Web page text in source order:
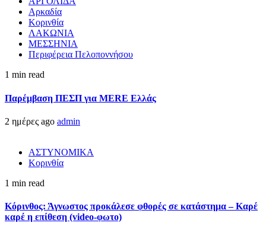
Αρκαδία
Κορινθία
ΛΑΚΩΝΙΑ
ΜΕΣΣΗΝΙΑ
Περιφέρεια Πελοποννήσου
1 min read
Παρέμβαση ΠΕΣΠ για MERE Ελλάς
2 ημέρες ago admin
ΑΣΤΥΝΟΜΙΚΑ
Κορινθία
1 min read
Κόρινθος: Άγνωστος προκάλεσε φθορές σε κατάστημα – Καρέ
καρέ η επίθεση (video-φωτο)